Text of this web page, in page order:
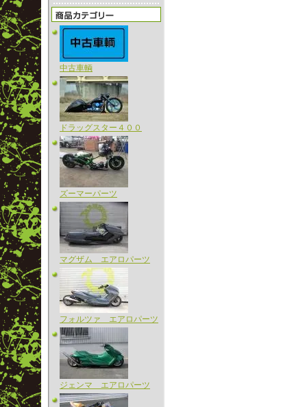
中古車輌
ドラッグスター４００
ズーマーパーツ
マグザム エアロパーツ
フォルツァ エアロパーツ
ジェンマ エアロパーツ